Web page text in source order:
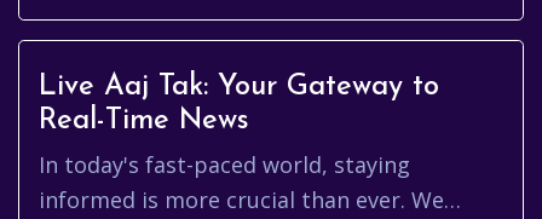
Live Aaj Tak: Your Gateway to
Real-Time News
In today's fast-paced world, staying
informed is more crucial than ever. We